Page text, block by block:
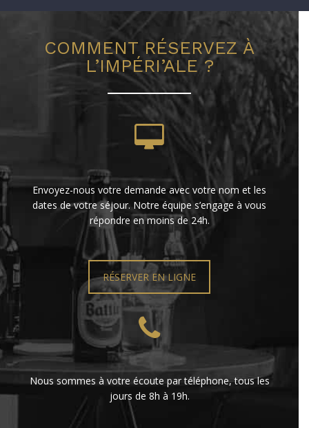
COMMENT RÉSERVEZ À
L’IMPÉRI’ALE ?
Envoyez-nous votre demande avec votre nom et les
dates de votre séjour. Notre équipe s’engage à vous
répondre en moins de 24h.
RÉSERVER EN LIGNE
Nous sommes à votre écoute par téléphone, tous les
jours de 8h à 19h.